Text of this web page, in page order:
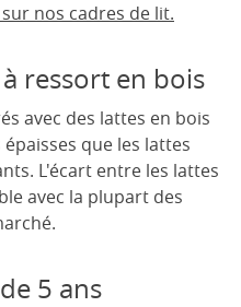
nos cadres de lit.
ressort en bois
avec des lattes en bois
que les lattes
L'écart entre les lattes
avec la plupart des
5 ans